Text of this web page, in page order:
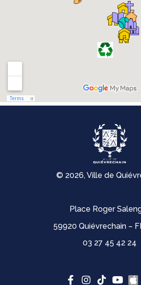
© 2026, Ville de
Place Roger
59920 Quiévrechain –
03 27 45 42 24